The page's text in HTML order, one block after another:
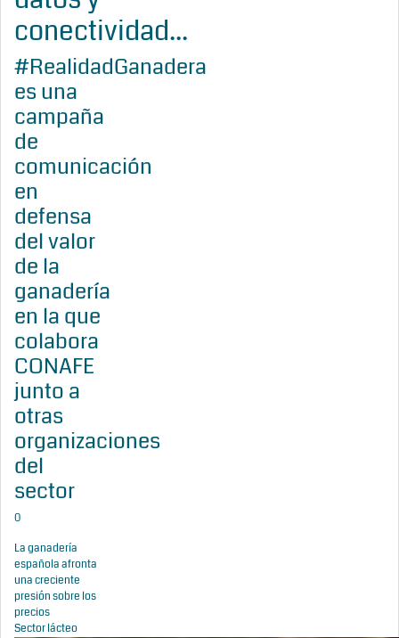
conectividad...
#RealidadGanadera
es una
campaña
de
comunicación
en
defensa
del valor
de la
ganadería
en la que
colabora
CONAFE
junto a
otras
organizaciones
del
sector
0
La ganadería
española afronta
una creciente
presión sobre los
precios
Sector lácteo